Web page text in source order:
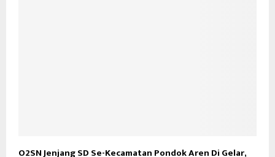
O2SN Jenjang SD Se-Kecamatan Pondok Aren Di Gelar,